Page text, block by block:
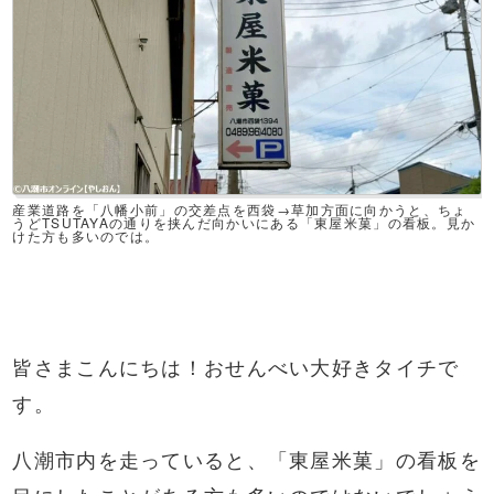
産業道路を「八幡小前」の交差点を西袋→草加方面に向かうと、ちょ
うどTSUTAYAの通りを挟んだ向かいにある「東屋米菓」の看板。見か
けた方も多いのでは。
皆さまこんにちは！おせんべい大好きタイチで
す。
八潮市内を走っていると、「東屋米菓」の看板を